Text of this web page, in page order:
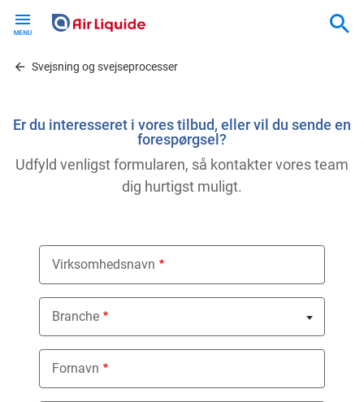
contentSvejsning og svejseprocesser
Er du interesseret i vores tilbud, eller vil du sende en
forespørgsel?
Udfyld venligst formularen, så kontakter vores team
dig hurtigst muligt.
Virksomhedsnavn
Branche
Nothing selected
Fornavn